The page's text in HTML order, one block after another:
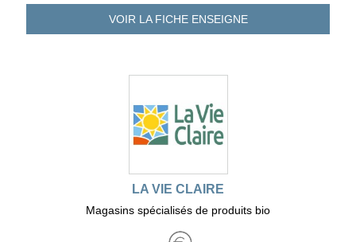
VOIR LA FICHEENSEIGNE
LA VIE CLAIRE
Magasins spécialisés de produits bio